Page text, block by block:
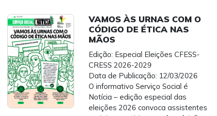
VAMOS ÀS URNAS COM O
CÓDIGO DE ÉTICA NAS
MÃOS
Edição: Especial Eleições CFESS-
CRESS 2026-2029
Data de Publicação: 12/03/2026
O informativo Serviço Social é
Notícia – edição especial das
eleições 2026 convoca assistentes